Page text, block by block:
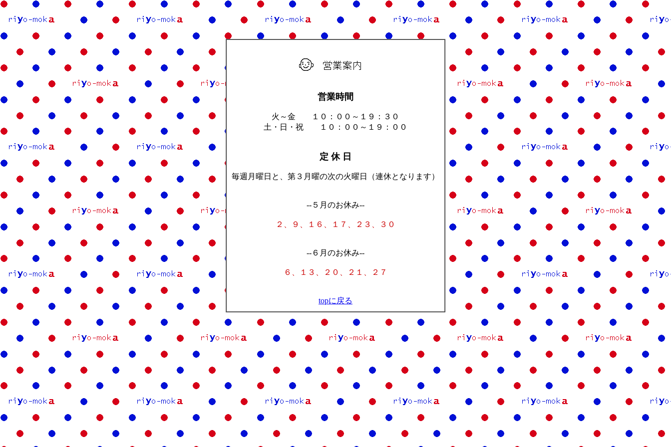
営業時間
火～金 １０：００～１９：３０
土・日・祝 １０：００～１９：００
定 休 日
毎週月曜日と、第３月曜の次の火曜日（連休となります）
--５月のお休み--
２、９、１６、１７、２３、３０
--６月のお休み--
６、１３、２０、２１、２７
topに戻る